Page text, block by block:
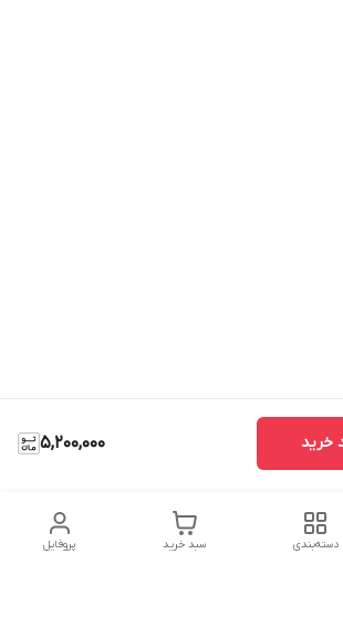
5,200,000 خرید
پروفایل سبد خرید دسته‌بندی